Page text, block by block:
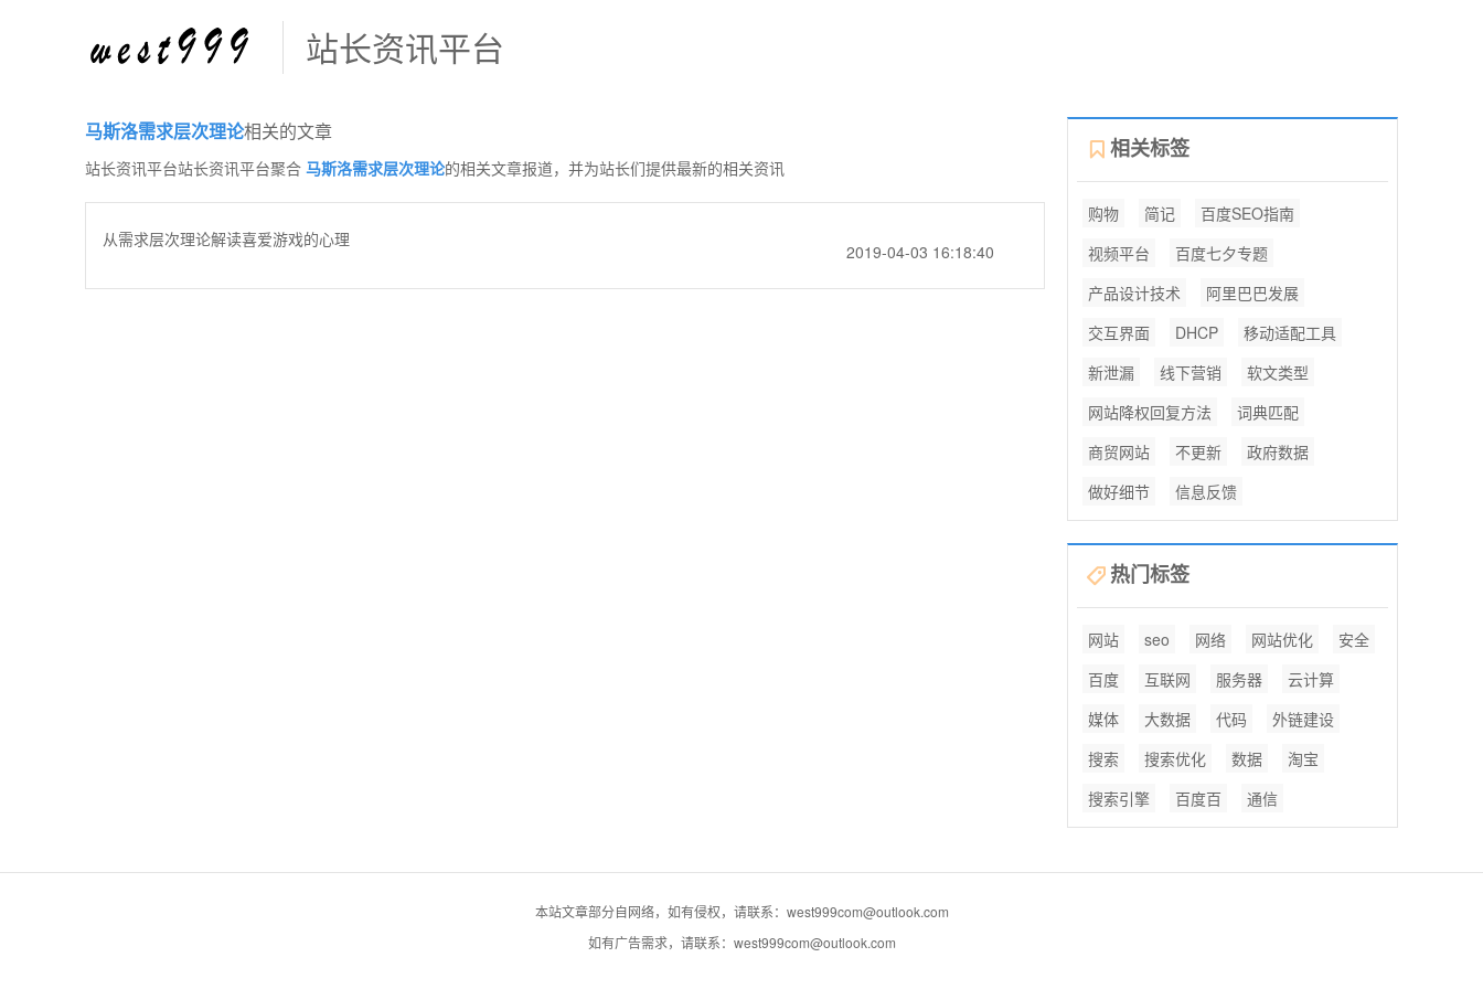
站长资讯平台
马斯洛需求层次理论相关的文章
站长资讯平台站长资讯平台聚合 马斯洛需求层次理论的相关文章报道，并为站长们提供最新的相关资讯
从需求层次理论解读喜爱游戏的心理
2019-04-03 16:18:40
相关标签
购物 简记
百度SEO指南
视频平台
百度七夕专题
产品设计技术
阿里巴巴发展
交互界面
DHCP
移动适配工具
新泄漏
线下营销
软文类型
网站降权回复方法
词典匹配
商贸网站
不更新
政府数据
做好细节
信息反馈
热门标签
网站 seo 网络 网站优化
安全
百度
互联网 服务器
云计算
媒体
大数据 代码
外链建设
搜索
搜索优化 数据
淘宝
搜索引擎
百度百 通信
本站文章部分自网络，如有侵权，请联系：west999com@outlook.com
如有广告需求，请联系：west999com@outlook.com